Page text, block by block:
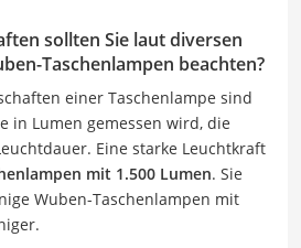
sollten Sie laut diversen
Taschenlampen beachten?
einer Taschenlampe sind
in Lumen gemessen wird, die
Eine starke Leuchtkraft
mit 1.500 Lumen. Sie
Wuben-Taschenlampen mit